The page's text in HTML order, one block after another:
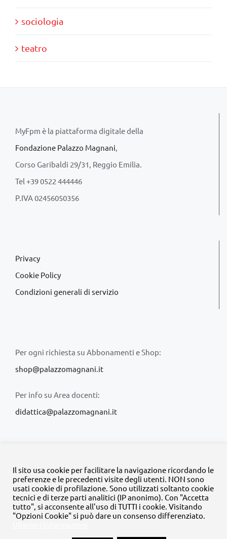
sociologia
teatro
MyFpm è la piattaforma digitale della
Fondazione Palazzo Magnani,
Corso Garibaldi 29/31, Reggio Emilia.
Tel +39 0522 444446
P.IVA 02456050356
Privacy
Cookie Policy
Condizioni generali di servizio
Per ogni richiesta su Abbonamenti e Shop:
shop@palazzomagnani.it
Per info su Area docenti:
didattica@palazzomagnani.it
© Copyright 2020 -2026 | Tutti i diritti riservati | MyFpm è un
progetto dellaFondazione Palazzo Magnani
Il sito usa cookie per facilitare la navigazione ricordando le
preferenze e le precedenti visite degli utenti. NON sono
usati cookie di profilazione. Sono utilizzati soltanto cookie
tecnici e di terze parti analitici (IP anonimo). Con "Accetta
tutto", si acconsente all'uso di TUTTI i cookie. Visitando
"Opzioni Cookie" si può dare un consenso differenziato.